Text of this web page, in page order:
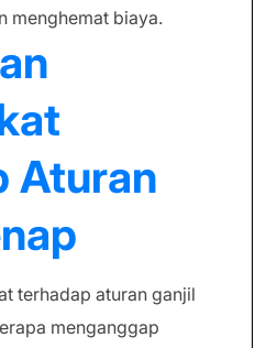
menghemat biaya.
Aturan
terhadap aturan ganjil
menganggap